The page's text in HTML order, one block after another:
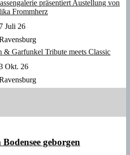
präsentiert Austellung von
Frommherz
7 Juli 26
& Garfunkel Tribute meets Classic
Okt. 26
geborgen